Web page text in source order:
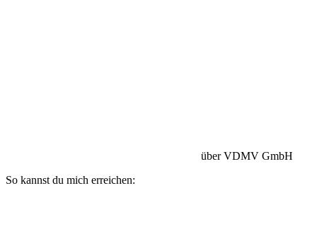
über VDMV GmbH
So kannst du mich erreichen: